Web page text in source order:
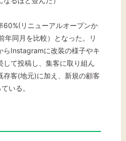
60%(リニューアルオープンか
年同月を比較）となった。リ
らInstagramに改装の様子やキ
して投稿し、集客に取り組ん
存客(地元)に加え、新規の顧客
いる。